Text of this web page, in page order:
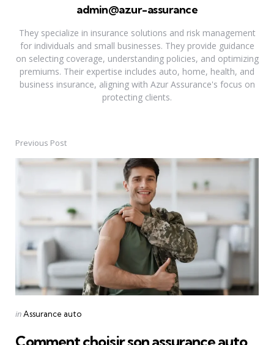
admin@azur-assurance
They specialize in insurance solutions and risk management
for individuals and small businesses. They provide guidance
on selecting coverage, understanding policies, and optimizing
premiums. Their expertise includes auto, home, health, and
business insurance, aligning with Azur Assurance's focus on
protecting clients.
Post
navigation
Previous Post
Posted
inAssurance auto
Comment choisir son assurance auto